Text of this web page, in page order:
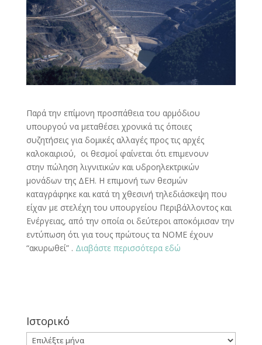
Παρά την επίμονη προσπάθεια του αρμόδιου
υπουργού να μεταθέσει χρονικά τις όποιες
συζητήσεις για δομικές αλλαγές προς τις αρχές
καλοκαιριού, οι θεσμοί φαίνεται ότι επιμενουν
στην πώληση λιγνιτικών και υδροηλεκτρικών
μονάδων της ΔΕΗ. Η επιμονή των θεσμών
καταγράφηκε και κατά τη χθεσινή τηλεδιάσκεψη που
είχαν με στελέχη του υπουργείου Περιβάλλοντος και
Ενέργειας, από την οποία οι δεύτεροι αποκόμισαν την
εντύπωση ότι για τους πρώτους τα ΝΟΜΕ έχουν
“ακυρωθεί” . Διαβάστε περισσότερα εδώ
Ιστορικό
Ιστορικό